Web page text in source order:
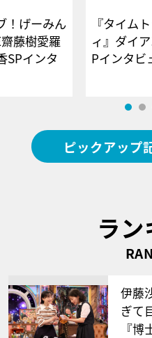
！げーみん
藤樹愛羅
SPインタ
『タイム
ィ』ダイ
Pイン
ピックアップ
ラ
伊藤
ぎて
『